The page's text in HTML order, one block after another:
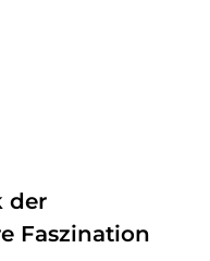
der
Faszination